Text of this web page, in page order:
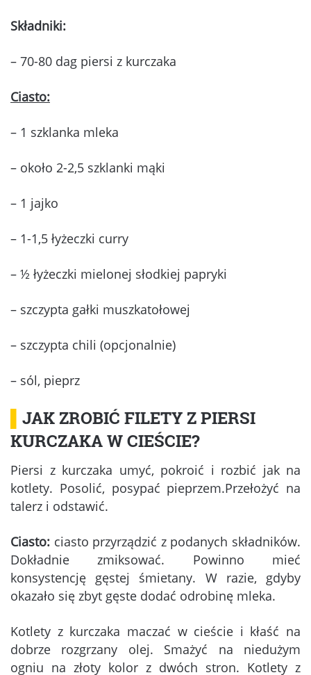
Składniki:
– 70-80 dag piersi z kurczaka
Ciasto:
– 1 szklanka mleka
– około 2-2,5 szklanki mąki
– 1 jajko
– 1-1,5 łyżeczki curry
– ½ łyżeczki mielonej słodkiej papryki
– szczypta gałki muszkatołowej
– szczypta chili (opcjonalnie)
– sól, pieprz
JAK ZROBIĆ FILETY Z PIERSI
KURCZAKA W CIEŚCIE?
Piersi z kurczaka umyć, pokroić i rozbić jak na
kotlety. Posolić, posypać pieprzem.Przełożyć na
talerz i odstawić.
Ciasto: ciasto przyrządzić z podanych składników.
Dokładnie zmiksować. Powinno mieć
konsystencję gęstej śmietany. W razie, gdyby
okazało się zbyt gęste dodać odrobinę mleka.
Kotlety z kurczaka maczać w cieście i kłaść na
dobrze rozgrzany olej. Smażyć na niedużym
ogniu na złoty kolor z dwóch stron. Kotlety z